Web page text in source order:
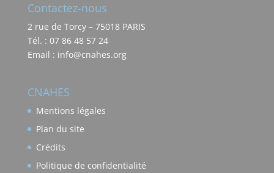
Contactez-nous
2 rue de Torcy – 75018 PARIS
Tél. : 07 86 48 57 24
Email : info@cnahes.org
CNAHES
Mentions légales
Plan du site
Crédits
Politique de confidentialité